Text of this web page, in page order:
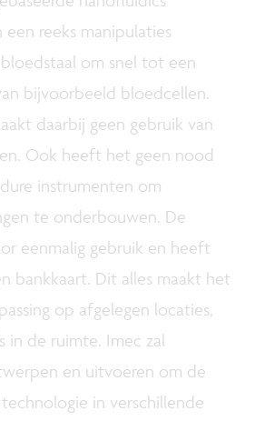
een reeks manipulaties
om snel tot een
bijvoorbeeld bloedcellen.
daarbij geen gebruik van
Ook heeft het geen nood
instrumenten om
te onderbouwen. De
eenmalig gebruik en heeft
bankkaart. Dit alles maakt het
op afgelegen locaties,
in de ruimte. Imec zal
en uitvoeren om de
in verschillende